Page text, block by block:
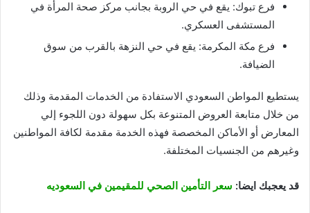
فرع تبوك: يقع في حي الروبة بجانب مركز صحة المرأة في
المستشفى العسكري.
فرع مكة المكرمة: يقع في حي النزهة بالقرب من سوق
الضيافة.
يستطيع المواطن السعودي الاستفادة من الخدمات المقدمة وذلك
من خلال متابعة العروض المتنوعة بكل سهولة دون اللجوء إلي
المعارض أو الأماكن المخصصة فهذه الخدمة مقدمة لكافة المواطنين
وغيرهم من الجنسيات المختلفة.
قد يعجبك ايضا: سعر التأمين الصحي للمقيمين في السعوديه